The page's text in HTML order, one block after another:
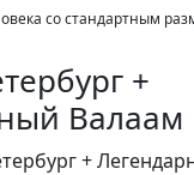
со стандартным
+
Валаам
+